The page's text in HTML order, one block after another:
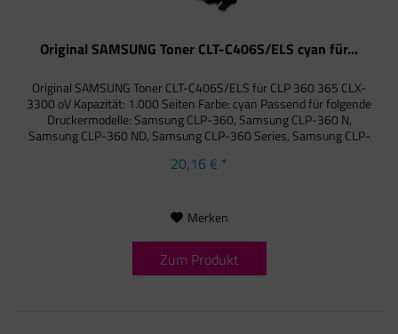
Original SAMSUNG Toner CLT-C406S/ELS cyan für...
Original SAMSUNG Toner CLT-C406S/ELS für CLP 360 365 CLX-
3300 oV Kapazität: 1.000 Seiten Farbe: cyan Passend für folgende
Druckermodelle: Samsung CLP-360, Samsung CLP-360 N,
Samsung CLP-360 ND, Samsung CLP-360 Series, Samsung CLP-
20,16 € *
Merken
Zum Produkt